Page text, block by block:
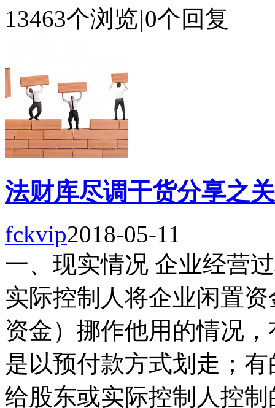
13463个浏览|0个回复
法财库尽调干货分享之
fckvip2018-05-11
一、现实情况 企业经营
实际控制人将企业闲置
资金）挪作他用的情况
是以预付款方式划走；
给股东或实际控制人控